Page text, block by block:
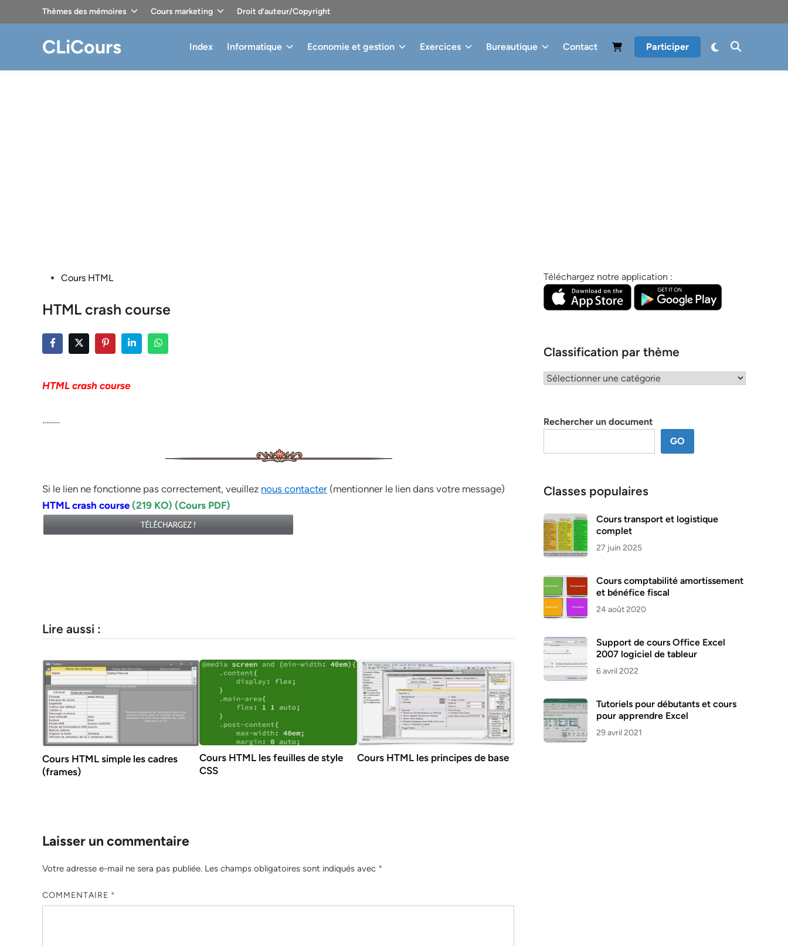
Thèmes des mémoires Cours marketing Droit d’auteur/Copyright
CLiCours Index Informatique Economie et gestion Exercices Bureautique Contact Participer
PostedCours HTML
HTML crash course
HTML crash course
………
Si le lien ne fonctionne pas correctement, veuillez nous contacter (mentionner le lien dans votre message)
HTML crash course (219 KO) (Cours PDF)
Lire aussi :
Cours HTML simple les cadres
(frames)
Cours HTML les feuilles de style
CSS
Cours HTML les principes de base
Laisser un commentaire
Votre adresse e-mail ne sera pas publiée. Les champs obligatoires sont indiqués avec *
COMMENTAIRE *
Téléchargez notre application :
Classification par thème
Classification
Rechercher un document
GO
Classes populaires
Cours transport et logistique
complet
27 juin 2025
Cours comptabilité amortissement
et bénéfice fiscal
24 août 2020
Support de cours Office Excel
2007 logiciel de tableur
6 avril 2022
Tutoriels pour débutants et cours
pour apprendre Excel
29 avril 2021